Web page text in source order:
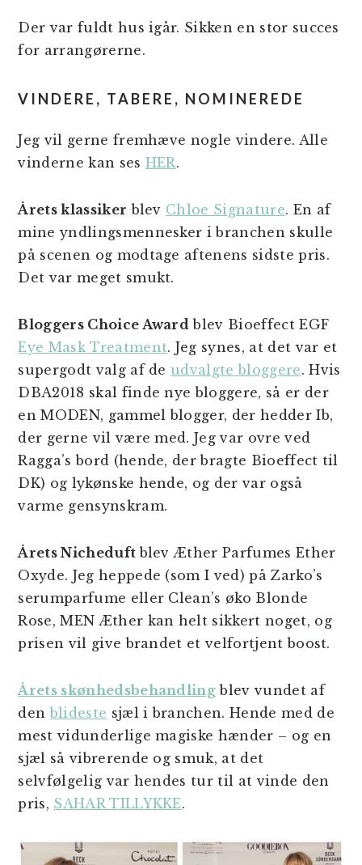
Der var fuldt hus igår. Sikken en stor succes
for arrangørerne.
VINDERE, TABERE, NOMINEREDE
Jeg vil gerne fremhæve nogle vindere. Alle
vinderne kan ses HER.
Årets klassiker blev Chloe Signature. En af
mine yndlingsmennesker i branchen skulle
på scenen og modtage aftenens sidste pris.
Det var meget smukt.
Bloggers Choice Award blev Bioeffect EGF
Eye Mask Treatment. Jeg synes, at det var et
supergodt valg af deudvalgte bloggere. Hvis
DBA2018 skal finde nye bloggere, så er der
en MODEN, gammel blogger, der hedder Ib,
der gerne vil være med. Jeg var ovre ved
Ragga’s bord (hende, der bragte Bioeffect til
DK) og lykønske hende, og der var også
varme gensynskram.
Årets Nicheduftblev Æther Parfumes Ether
Oxyde. Jeg heppede (som I ved) på Zarko’s
serumparfume eller Clean’s øko Blonde
Rose, MEN Æther kan helt sikkert noget, og
prisen vil give brandet et velfortjent boost.
Årets skønhedsbehandling blev vundet af
den blideste sjæl i branchen. Hende med de
mest vidunderlige magiske hænder – og en
sjæl så vibrerende og smuk, at det
selvfølgelig var hendes tur til at vinde den
pris, SAHAR TILLYKKE.